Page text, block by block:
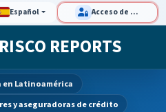
Español Acceso de clientes
REPORTS
Latinoamérica
y aseguradoras de crédito